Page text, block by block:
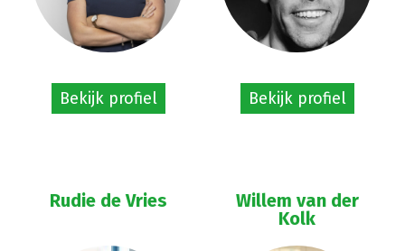
Bekijk profiel Bekijk profiel
Rudie de Vries
Willem van der
Kolk